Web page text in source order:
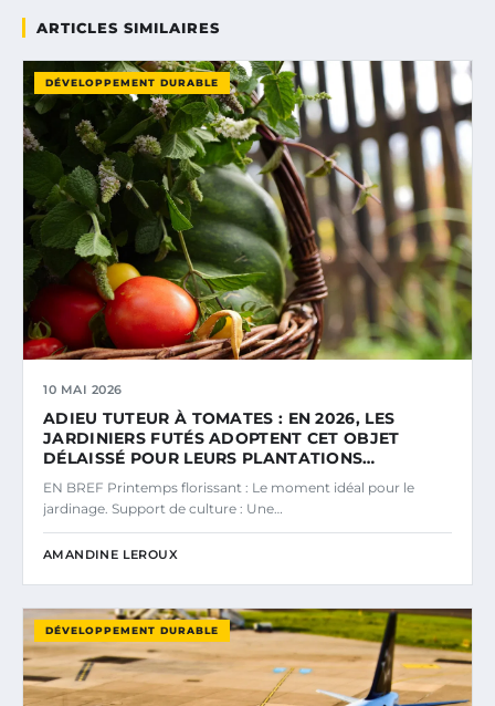
ARTICLES SIMILAIRES
DÉVELOPPEMENT DURABLE
10 MAI 2026
ADIEU TUTEUR À TOMATES : EN 2026, LES
JARDINIERS FUTÉS ADOPTENT CET OBJET
DÉLAISSÉ POUR LEURS PLANTATIONS…
EN BREF Printemps florissant : Le moment idéal pour le
jardinage. Support de culture : Une…
AMANDINE LEROUX
DÉVELOPPEMENT DURABLE